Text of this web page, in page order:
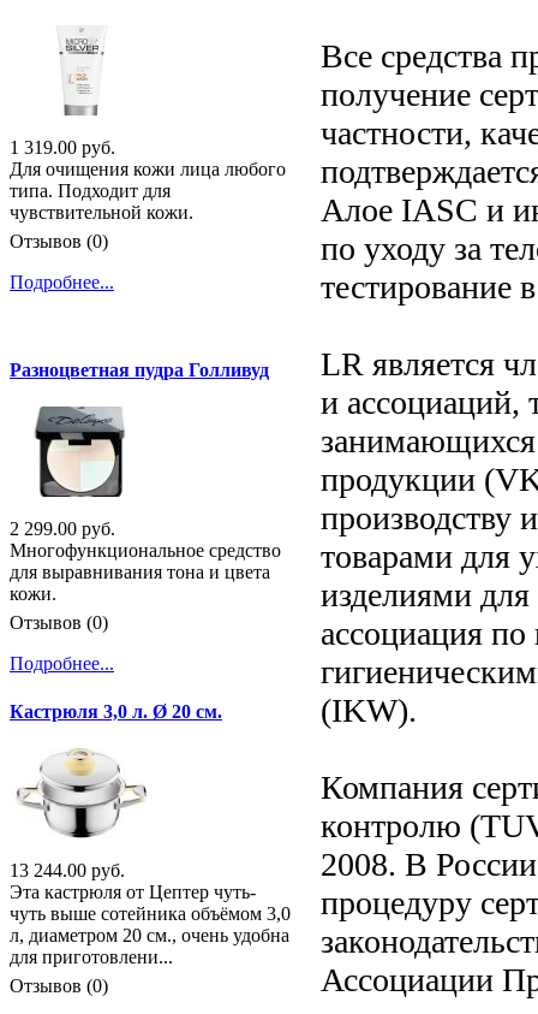
Все средства
получение
частности,
Алое IASC и
по уходу за
тестирование
LR является
и ассоциаций,
занимающихся
продукции
производству
товарами для
изделиями
ассоциация
(IKW).
Компания
контролю
2008. В
процедуру
Ассоциации
1 319.00 руб.
Для очищения кожи лица любого
типа. Подходит для
чувствительной кожи.
Отзывов (0)
Подробнее...
Разноцветная пудра Голливуд
2 299.00 руб.
Многофункциональное средство
для выравнивания тона и цвета
кожи.
Отзывов (0)
Подробнее...
Кастрюля 3,0 л. Ø 20 см.
13 244.00 руб.
Эта кастрюля от Цептер чуть-
чуть выше сотейника объёмом 3,0
л, диаметром 20 см., очень удобна
для приготовлени...
Отзывов (0)